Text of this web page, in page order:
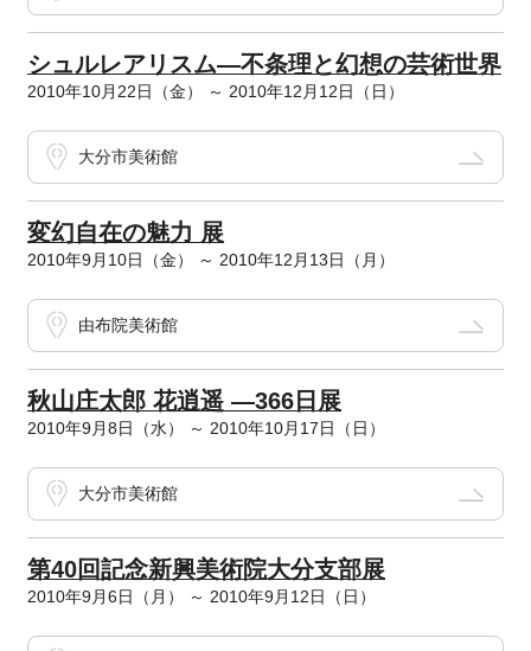
シュルレアリスム―不条理と幻想の芸術世界
2010年10月22日（金） ～ 2010年12月12日（日）
大分市美術館
変幻自在の魅力 展
2010年9月10日（金） ～ 2010年12月13日（月）
由布院美術館
秋山庄太郎 花逍遥 ―366日展
2010年9月8日（水） ～ 2010年10月17日（日）
大分市美術館
第40回記念新興美術院大分支部展
2010年9月6日（月） ～ 2010年9月12日（日）